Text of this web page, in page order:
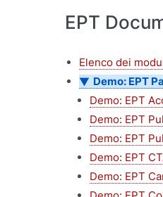
EPT
Elenco dei
Demo: EPT
Demo: EPT
Demo: EPT
Demo: EPT
Demo: EPT
Demo: EPT